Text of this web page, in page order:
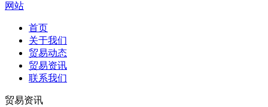
首页
关于我们
贸易动态
贸易资讯
联系我们
贸易资讯